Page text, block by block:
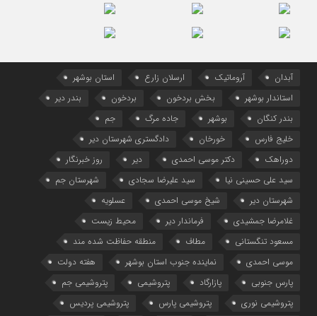
آبدان آروماتیک ارسلان زارع
استان بوشهر
استاندار بوشهر
بخش بردخون بردخون
بندر دیر
بندر کنگان
بوشهر جاده مرگ
جم
خلیج فارس
خورخان
دادگستری شهرستان دیر
دوراهک
دکتر موسی احمدی دیر
روز خبرنگار
سید علی حسینی نیا
سید علیرضا سجادی
شهرستان جم
شهرستان دیر
شیخ موسی احمدی
عسلویه
غلامرضا جمشیدی
فرماندار دیر
محیط زیست
مسعود تنگستانی
مطاف
منطقه حفاظت شده مند
موسی احمدی
نماینده جنوب استان بوشهر
هفته دولت
پارس جنوبی
پازارگاد پتروشیمی
پتروشیمی جم
پتروشیمی نوری
پتروشیمی پارس
پتروشیمی پردیس